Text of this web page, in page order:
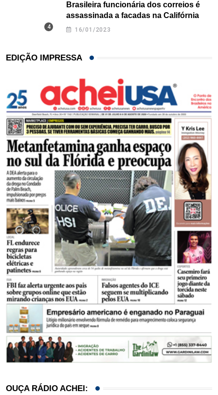
Brasileira funcionária dos correios é
assassinada a facadas na Califórnia
16/01/2023
EDIÇÃO IMPRESSA
OUÇA RÁDIO ACHEI: